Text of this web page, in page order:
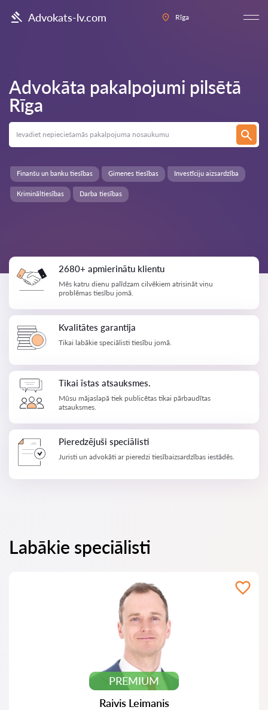
Advokats-lv.com Rīga
Advokāta pakalpojumi pilsētā
Rīga
Darba tiesības
Finanšu un banku tiesības Ģimenes tiesības Investīciju aizsardzība
Krimināltiesības
2680+ apmierinātu klientu
Mēs katru dienu palīdzam cilvēkiem atrisināt viņu
problēmas tiesību jomā.
Kvalitātes garantija
Tikai labākie speciālisti tiesību jomā.
Tikai īstas atsauksmes.
Mūsu mājaslapā tiek publicētas tikai pārbaudītas
atsauksmes.
Pieredzējuši speciālisti
Juristi un advokāti ar pieredzi tiesībaizsardzības iestādēs.
Labākie speciālisti
PREMIUM
Raivis Leimanis